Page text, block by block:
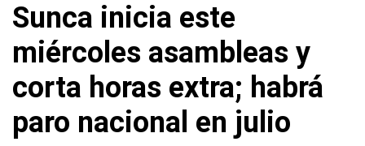
Sunca inicia este
miércoles asambleas y
corta horas extra; habrá
paro nacional en julio